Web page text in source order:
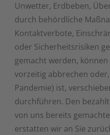
Unwetter, Erdbeben,
durch behördliche
Kontaktverbote,
oder Sicherheitsrisiken
gemacht werden,
vorzeitig abbrechen
Pandemie) ist,
durchführen. Den
von uns bereits
erstatten wir an Sie